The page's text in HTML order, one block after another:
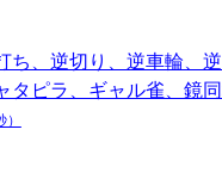
ち、逆切り、逆車輪、逆
タピラ、ギャル雀、鏡